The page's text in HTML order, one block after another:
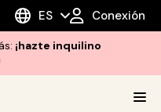
ES Conexión
¡hazte inquilino